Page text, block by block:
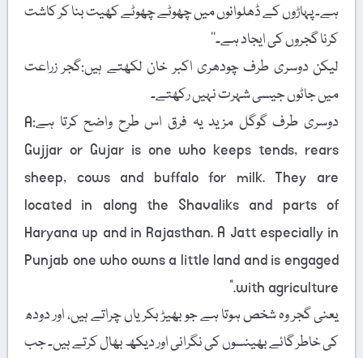
ہے۔ پہاڑوں کے ڈھلوانوں میں چھوٹے چھوٹے کھیت بنا کر کاشت
کرنا گجروں کی ایجاد ہے۔‘‘
لیکن دوسری طرف چودھری اکبر خان لکھتے ہیں:گجر زراعت
میں جاٹوں جیسی شہرت نہیں رکھتے۔
دوسری طرف گوگل مزید یہ فرق اس طرح واضح کرتا ہے:A
Gujjar or Gujar is one who keeps tends, rears
sheep, cows and buffalo for milk. They are
located in along the Shavaliks and parts of
Haryana up and in Rajasthan. A Jatt especially in
Punjab one who owns a little land and is engaged
with agriculture.”
یعنی گجر وہ شخص ہوتا ہے جو بھیڑ بکریاں چراتے ہیں، اور دودھ
کی خاطر گائے بھینسوں کی نگرانی اور دیکھ بھال کرتے ہیں۔ جب